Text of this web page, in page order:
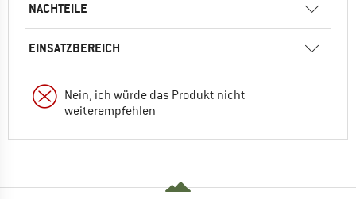
NACHTEILE
EINSATZBEREICH
Nein, ich würde das Produkt nicht
weiterempfehlen